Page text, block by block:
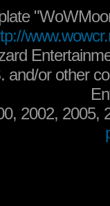
and/or other
2002, 2005,